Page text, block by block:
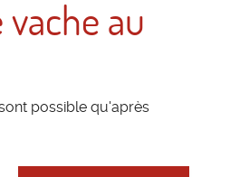
au
possible qu'après